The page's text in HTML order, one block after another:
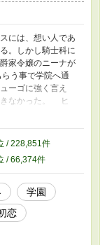
には、想い人であ
。しかし騎士科に
家令嬢のニーナが
う事で学院へ通
ーゴに強く言え
きなかった。 ヒ
ために両親が送っ
ーナに譲ってく
事になり、帰りの
ちかける街の中を
しまう。そんなセ
からの留学生でセ
自の世界観によ
ー展開等が気にな
想はありがたく
ないと作者が判断
/ 228,851件
/ 66,374件
学園
恋